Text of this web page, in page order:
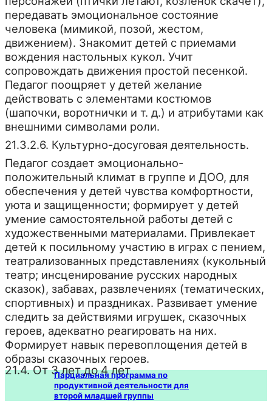
передавать эмоциональное состояние
человека (мимикой, позой, жестом,
движением). Знакомит детей с приемами
вождения настольных кукол. Учит
сопровождать движения простой песенкой.
Педагог поощряет у детей желание
действовать с элементами костюмов
(шапочки, воротнички и т. д.) и атрибутами как
внешними символами роли.
21.3.2.6. Культурно-досуговая деятельность.
Педагог создает эмоционально-
положительный климат в группе и ДОО, для
обеспечения у детей чувства комфортности,
уюта и защищенности; формирует у детей
умение самостоятельной работы детей с
художественными материалами. Привлекает
детей к посильному участию в играх с пением,
театрализованных представлениях (кукольный
театр; инсценирование русских народных
сказок), забавах, развлечениях (тематических,
спортивных) и праздниках. Развивает умение
следить за действиями игрушек, сказочных
героев, адекватно реагировать на них.
Формирует навык перевоплощения детей в
образы сказочных героев.
21.4. От 3 лет до 4 лет
Парциальная программа по
продуктивной деятельности для
второй младшей группы